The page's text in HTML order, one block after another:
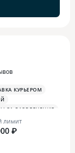
КУРЬЕРОМ
ЗА РАЗВЛЕЧЕНИЯ
лимит
₽